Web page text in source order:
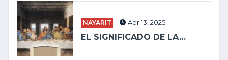
NAYARIT Abr 13, 2025
EL SIGNIFICADO DE LA…